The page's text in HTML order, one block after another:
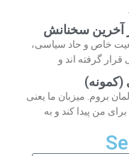
آخرین سخنانش
خاص و حاد سیاسی،
گرفته اند و
(کمونه)
بروم. میزبان ما یعنی
من پیدا کند و به